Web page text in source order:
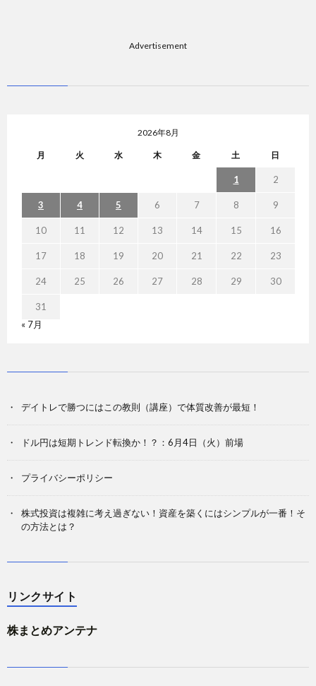
Advertisement
2026年8月
月 火 水 木 金 土 日
1 2
3 4 5 6 7 8 9
10 11 12 13 14 15 16
17 18 19 20 21 22 23
24 25 26 27 28 29 30
31
« 7月
デイトレで勝つにはこの教則（講座）で体質改善が最短！
ドル円は短期トレンド転換か！？：6月4日（火）前場
プライバシーポリシー
株式投資は複雑に考え過ぎない！資産を築くにはシンプルが一番！そ
の方法とは？
リンクサイト
株まとめアンテナ